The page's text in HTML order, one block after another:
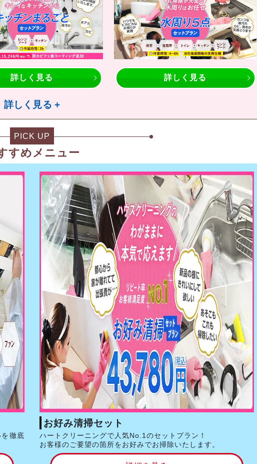
詳しく見る 詳しく見る
詳しく見る +
PICK UP
すめメニュー
徹底
お好み清掃セット
ハートクリーニングで人気No.1のセットプラン！
お客様のご要望の箇所をお好みでお掃除いたします。